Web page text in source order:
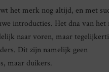
het merk nog altijd, en met
introducties. Het dna van
naar voren, maar
Dit zijn namelijk geen
maar duikers.